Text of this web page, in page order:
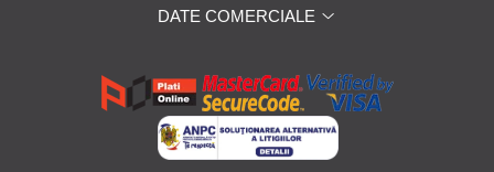
DATE COMERCIALE